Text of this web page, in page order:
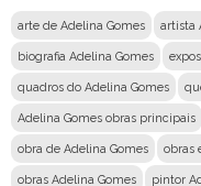
arte de Adelina Gomes artista
biografia Adelina Gomes
quadros do Adelina Gomes
Adelina Gomes obras principais
obra de Adelina Gomes obras
obras Adelina Gomes pintor